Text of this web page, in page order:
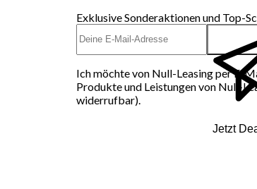
Exklusive Sonderaktionen und Top-
Jetzt
Ich möchte von Null-Leasing per E-
Produkte und Leistungen von Null-
widerrufbar).